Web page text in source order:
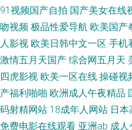
性爱网 久草黄色 福利社区免费啊啊
官网 91探花高中生极品 欧美日韩色
操网址 91福利址 日韩素人影院 91
官网 91夫妻交友视频 黄色天堂网
91视频国产自拍 国产美女在线
吻视频 极品性爱导航 欧美国产
人影视 欧美日韩中文一区 手机
激情五月天国产 综合网五月天
四虎影视 欧美一区在线 操碰视
产福利啪啪 欧洲成人午夜精品
码射精网站 18成年人网站 日本
免费电影在线观看 亚洲ab 成人